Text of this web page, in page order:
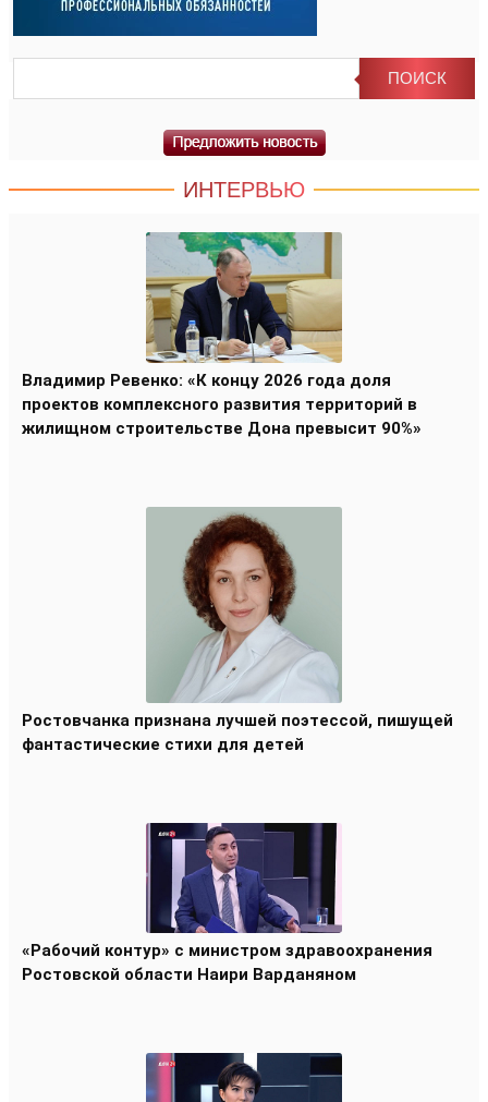
ИНТЕРВЬЮ
Владимир Ревенко: «К концу 2026 года доля
проектов комплексного развития территорий в
жилищном строительстве Дона превысит 90%»
Ростовчанка признана лучшей поэтессой, пишущей
фантастические стихи для детей
«Рабочий контур» с министром здравоохранения
Ростовской области Наири Варданяном